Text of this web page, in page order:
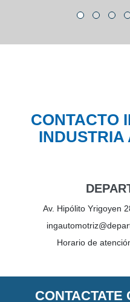
CONTACTO
INDUSTRIA
Av. Hipólito Yrigoyen
Horario de
CONTACTATE